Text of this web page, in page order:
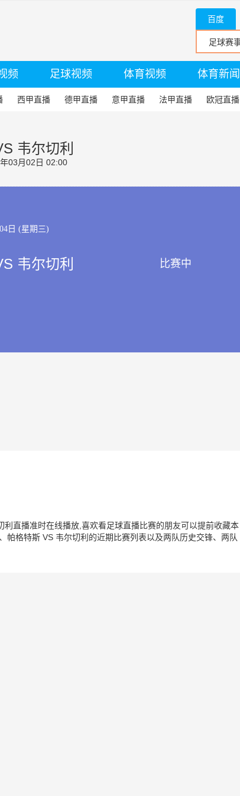
百度
频 足球视频 体育视频 体育新闻
西甲直播 德甲直播 意甲直播 法甲直播 欧冠直播
韦尔切利
03月02日 02:00
日 (星期三)
韦尔切利 比赛中
直播准时在线播放,喜欢看足球直播比赛的朋友可以提前收藏本
格特斯 VS 韦尔切利的近期比赛列表以及两队历史交锋、两队